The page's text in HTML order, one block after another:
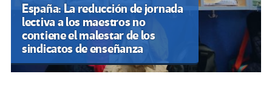
España: La reducción de jornada
lectiva a los maestros no
contiene el malestar de los
sindicatos de enseñanza